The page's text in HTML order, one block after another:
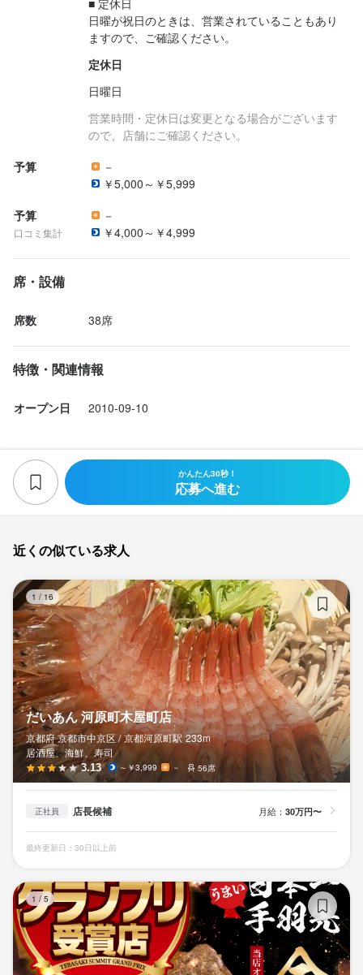
日曜が祝日のときは、営業されていることもあり
ますので、ご確認ください。
定休日
日曜日
営業時間・定休日は変更となる場合がございます
ので、店舗にご確認ください。
予算
－
￥5,000～￥5,999
予算
口コミ集計
－
￥4,000～￥4,999
席・設備
席数 38席
特徴・関連情報
オープン日 2010-09-10
かんたん30秒！
応募へ進む
近くの似ている求人
1 / 16
だいあん 河原町木屋町店
京都府 京都市中京区 / 京都河原町駅 233m
居酒屋、海鮮、寿司
3.13 ～￥3,999 － 56席
正社員 店長候補 月給： 30万円〜
最終更新日：30日以上前
1 / 5